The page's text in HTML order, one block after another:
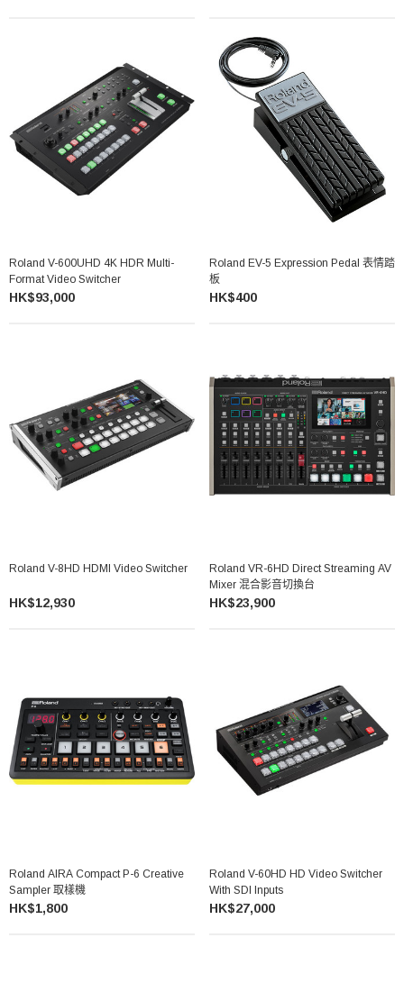
Roland V-600UHD 4K HDR Multi-
Format Video Switcher
HK$93,000
Roland EV-5 Expression Pedal 表情踏
板
HK$400
Roland V-8HD HDMI Video Switcher
HK$12,930
Roland VR-6HD Direct Streaming AV
Mixer 混合影音切換台
HK$23,900
Roland AIRA Compact P-6 Creative
Sampler 取樣機
HK$1,800
Roland V-60HD HD Video Switcher
With SDI Inputs
HK$27,000